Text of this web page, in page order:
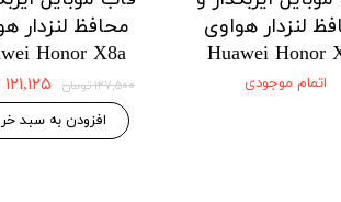
محافظ لنزدار
Honor X8a
۱۲۷,۵۰۰ تومان ۱۲۱,۱۲۵ تومان
افزودن به سبد
لنزدار هواوی
Huawei Honor
اتمام موجودی